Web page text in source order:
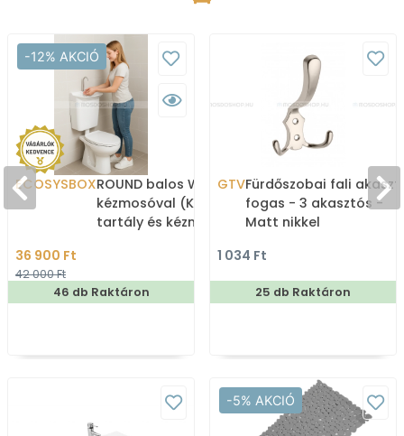
-12% AKCIÓ
ECOSYSBOXROUND balos WC tartály
kézmosóval (Kombi WC
tartály és kézmosó)
36 900 Ft
42 000 Ft
46 db Raktáron
GTVFürdőszobai fali
fogas - 3 akasztós -
Matt nikkel
1 034 Ft
25 db Raktáron
-5% AKCIÓ